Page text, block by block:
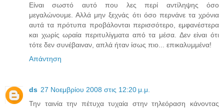
Είναι σωστό αυτό που λες περί αντίληψης όσο
μεγαλώνουμε. Αλλά μην ξεχνάς ότι όσο περνάνε τα χρόνια
αυτά τα πρότυπα προβάλονται περισσότερο, εμφανέστερα
και χωρίς ωραία περιτυλίγματα από τα μέσα. Δεν είναι ότι
τότε δεν συνέβαιναν, απλά ήταν ίσως πιο... επικαλυμμένα!
Απάντηση
ds 27 Νοεμβρίου 2008 στις 12:20 μ.μ.
Την ταινία την πέτυχα τυχαία στην τηλεόραση κάνοντας